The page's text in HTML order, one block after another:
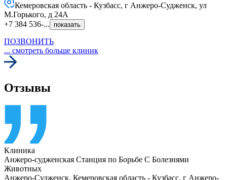
Кемеровская область - Кузбасс, г Анжеро-Судженск, ул
М.Горького, д 24А
+7 384 536-...
показать
ПОЗВОНИТЬ
... смотреть больше клиник
Отзывы
Клиника
Анжеро-судженская Станция по Борьбе С Болезнями
Животных
Анжеро-Судженск, Кемеровская область - Кузбасс, г Анжеро-